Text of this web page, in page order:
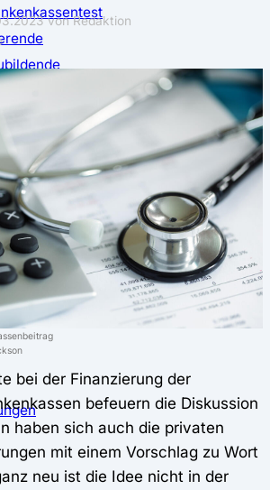
und junge Eltern
von Redaktion
bei der Finanzierung der
befeuern die Diskussion
haben sich auch die privaten
mit einem Vorschlag zu Wort
neu ist die Idee nicht in der